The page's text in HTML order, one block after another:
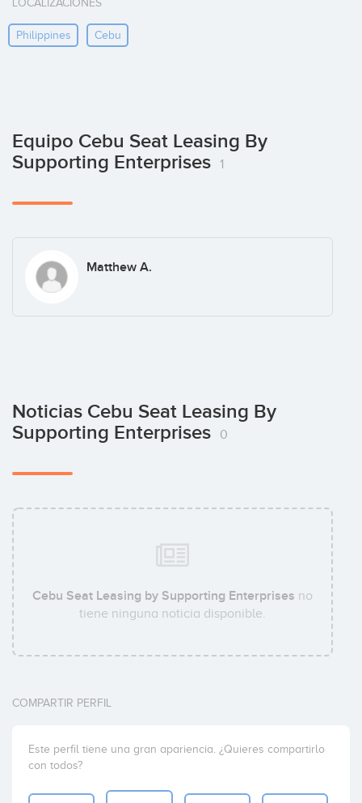
LOCALIZACIONES
Philippines Cebu
Equipo Cebu Seat Leasing By
Supporting Enterprises
1
Matthew A.
Noticias Cebu Seat Leasing By
Supporting Enterprises
0
Cebu Seat Leasing by Supporting Enterprises no
tiene ninguna noticia disponible.
COMPARTIR PERFIL
Este perfil tiene una gran apariencia. ¿Quieres compartirlo
con todos?